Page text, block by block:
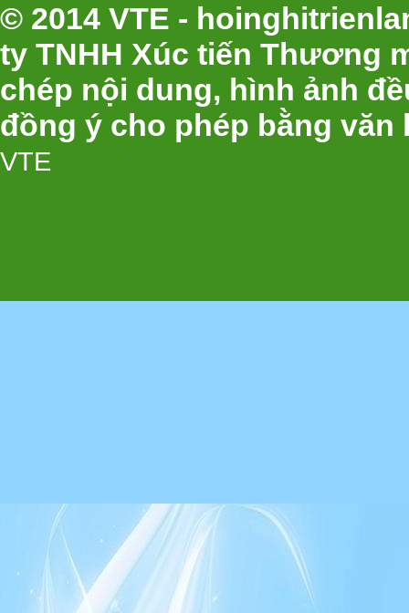
© 2014 VTE -
ty TNHH Xúc tiến Thương
chép nội dung, hình ảnh
đồng ý cho phép bằng văn
VTE